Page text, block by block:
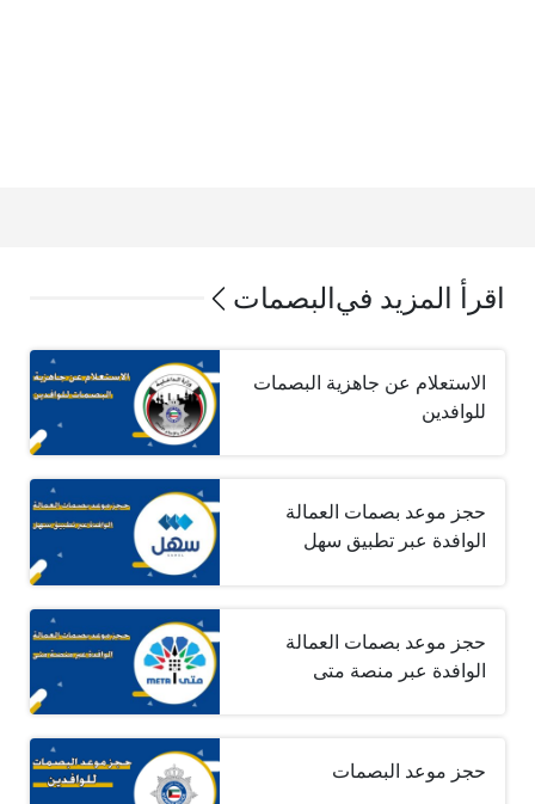
اقرأ المزيد في البصمات
الاستعلام عن جاهزية البصمات
للوافدين
حجز موعد بصمات العمالة
الوافدة عبر تطبيق سهل
حجز موعد بصمات العمالة
الوافدة عبر منصة متى
حجز موعد البصمات